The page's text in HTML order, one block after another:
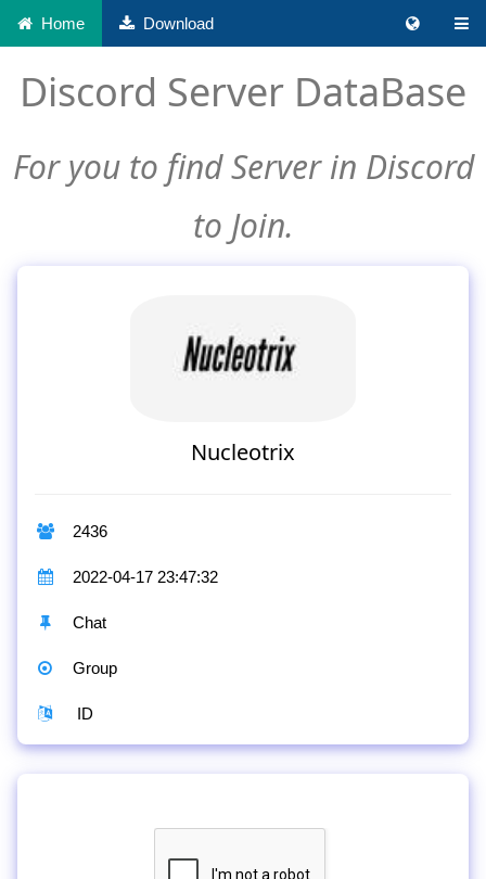
Home Download
Discord Server DataBase
For you to find Server in Discord
to Join.
Nucleotrix
2436
2022-04-17 23:47:32
Chat
Group
ID